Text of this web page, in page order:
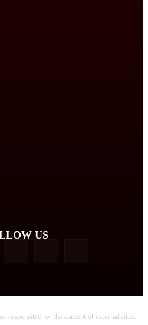
US
responsible for the content of external sites.